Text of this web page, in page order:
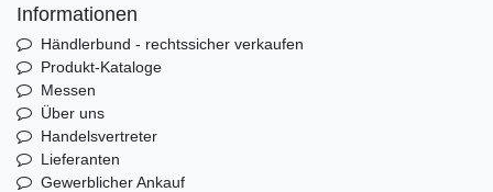
Informationen
Händlerbund - rechtssicher verkaufen
Produkt-Kataloge
Messen
Über uns
Handelsvertreter
Lieferanten
Gewerblicher Ankauf